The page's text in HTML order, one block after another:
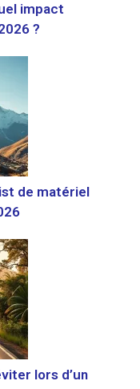
impact
?
de matériel
lors d’un